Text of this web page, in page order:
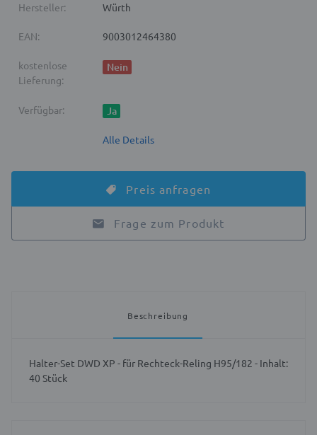
Hersteller: Würth
EAN: 9003012464380
kostenlose
Lieferung:
Nein
Verfügbar: Ja
Alle Details
Preis anfragen
Frage zum Produkt
Beschreibung
Halter-Set DWD XP - für Rechteck-Reling H95/182 - Inhalt:
40 Stück